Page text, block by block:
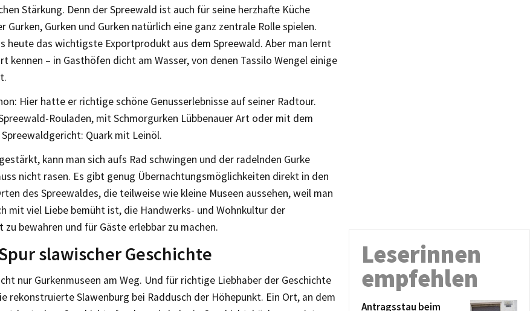
Stärkung. Denn der Spreewald ist auch für seine herzhafte Küche
Gurken, Gurken und Gurken natürlich eine ganz zentrale Rolle spielen.
heute das wichtigste Exportprodukt aus dem Spreewald. Aber man lernt
kennen – in Gasthöfen dicht am Wasser, von denen Tassilo Wengel einige
Hier hatte er richtige schöne Genusserlebnisse auf seiner Radtour.
Rouladen, mit Schmorgurken Lübbenauer Art oder mit dem
Quark mit Leinöl.
kann man sich aufs Rad schwingen und der radelnden Gurke
nicht rasen. Es gibt genug Übernachtungsmöglichkeiten direkt in den
des Spreewaldes, die teilweise wie kleine Museen aussehen, weil man
mit viel Liebe bemüht ist, die Handwerks- und Wohnkultur der
zu bewahren und für Gäste erlebbar zu machen.
slawischer Geschichte
nur Gurkenmuseen am Weg. Und für richtige Liebhaber der Geschichte
rekonstruierte Slawenburg bei Raddusch der Höhepunkt. Ein Ort, an dem
Leserinnen
empfehlen
Antragsstau beim